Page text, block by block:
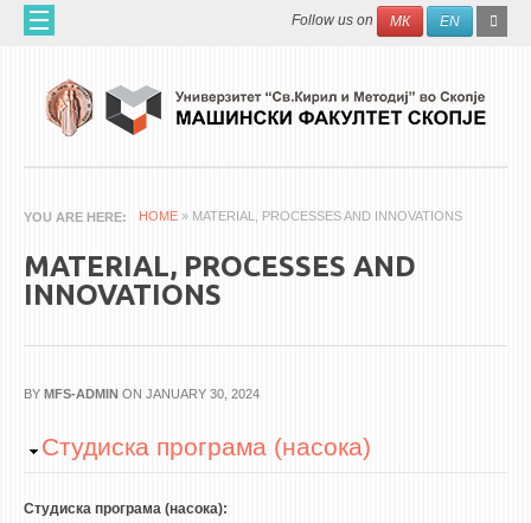
Skip to main content Search
Follow us on МК EN
ABOUT US
60 YEARS MF
SCIENTIFIC ACTIVITIES
PHONE BOOK
ACADEMIC STAFF
YOU ARE HERE HOME » MATERIAL, PROCESSES AND INNOVATIONS
MATERIAL, PROCESSES AND
INNOVATIONS
BY MFS-ADMIN ON JANUARY 30, 2024
Hide
Студиска програма (насока)
Студиска програма (насока):